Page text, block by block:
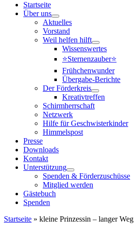
Startseite
Über uns
Aktuelles
Vorstand
Weil helfen hilft
Wissenswertes
⭐Sternenzauber⭐
Frühchenwunder
Übergabe-Berichte
Der Förderkreis
Kreativtreffen
Schirmherrschaft
Netzwerk
Hilfe für Geschwisterkinder
Himmelspost
Presse
Downloads
Kontakt
Unterstützung
Spenden & Förderzuschüsse
Mitglied werden
Gästebuch
Spenden
Startseite » kleine Prinzessin – langer Weg